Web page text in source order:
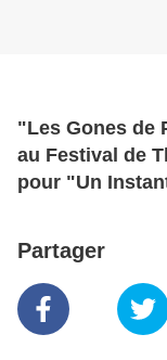
"Les Gones de
au Festival de
pour "Un
Partager